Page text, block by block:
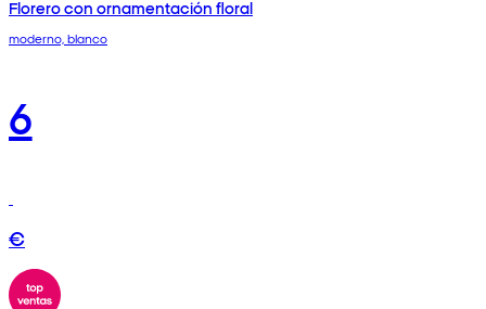
Florero con ornamentación floral
moderno, blanco
6
€